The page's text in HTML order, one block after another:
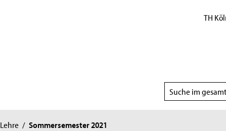
TH
Suchbereich
wählen
Lehre / Sommersemester 2021